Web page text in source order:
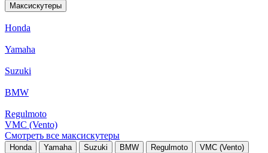
Максискутеры
Honda
Yamaha
Suzuki
BMW
Regulmoto
VMC (Vento)
Смотреть все максискутеры
Honda Yamaha Suzuki BMW Regulmoto VMC (Vento)